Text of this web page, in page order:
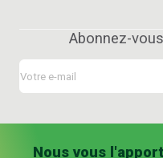
Abonnez-
Nous vous